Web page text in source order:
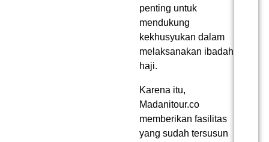
penting untuk
mendukung
kekhusyukan dalam
melaksanakan ibadah
haji.
Karena itu,
Madanitour.co
memberikan fasilitas
yang sudah tersusun